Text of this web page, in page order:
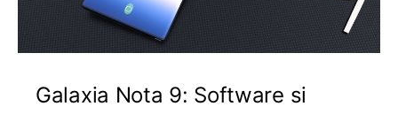
Galaxia Nota 9: Software si